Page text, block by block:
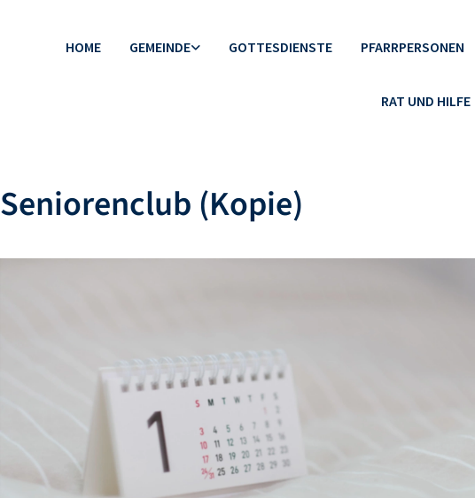
HOME GEMEINDE GOTTESDIENSTE PFARRPERSONEN
RAT UND HILFE
Seniorenclub (Kopie)